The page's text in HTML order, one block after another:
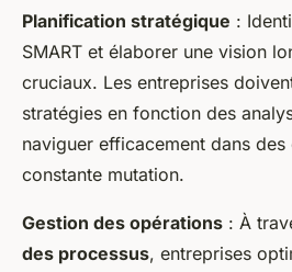
Planification stratégique :
SMART et élaborer une vision
cruciaux. Les entreprises
stratégies en fonction des
naviguer efficacement dans des
constante mutation.
Gestion des opérations : À
des processus, entreprises